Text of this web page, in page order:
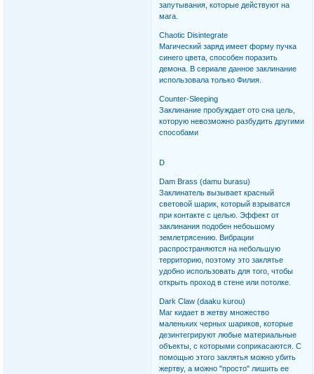
запутывания, которые действуют на
мага.
Chaotic Disintegrate
Магический заряд имеет форму пучка
синего цвета, способен поразить
демона. В сериале данное заклинание
использовала только Филия.
Counter-Sleeping
Заклинание пробуждает ото сна цель,
которую невозможно разбудить другими
способами
D
Dam Brass (damu burasu)
Заклинатель вызывает красный
световой шарик, который взрыватся
при контакте с целью. Эффект от
заклинания подобен небоьшому
землетрясению. Вибрации
распространяются на небольшую
территорию, поэтому это заклятье
удобно использовать для того, чтобы
открыть проход в стене или потолке.
Dark Claw (daaku kurou)
Маг кидает в жетву множество
маленьких черных шариков, которые
дезинтегрируют любые материальные
объекты, с которыми соприкасаются. С
помощью этого заклятья можно убить
жертву, а можно "просто" лишить ее